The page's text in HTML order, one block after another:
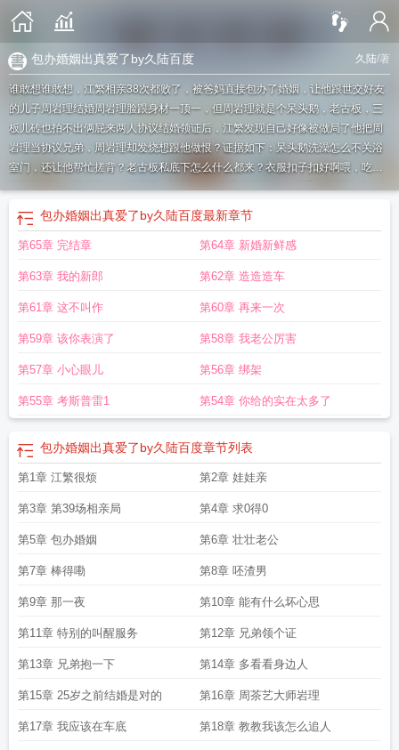
久陆/著
包办婚姻出真爱了by久陆百度
谁敢想谁敢想，江繁相亲38次都败了，被爸妈直接包办了婚姻，让他跟世交好友
的儿子周岩理结婚周岩理脸跟身材一顶一，但周岩理就是个呆头鹅，老古板，三
板儿砖也拍不出俩屁来两人协议结婚领证后，江繁发现自己好像被做局了他把周
岩理当协议兄弟，周岩理却发烧想跟他做恨？证据如下：呆头鹅洗澡怎么不关浴
室门，还让他帮忙搓背？老古板私底下怎么什么都来？衣服扣子扣好啊喂，吃饭
“住手，咱俩撞号了，我不是0。”三板儿砖拍不出俩屁的周岩理嗓音低哑：“宝贝，
这是个史诗级错误，我帮你纠正下。”后来：江繁怕冷，周岩理在暖心跟暖胃之间
选择了暖被窝江繁被人表白，周岩理在发疯跟发癫之间选择了发情江繁疑似去见
必有一0包办婚姻出真爱了by 包办婚姻的含义 包办婚姻出真爱了在线阅读
婚姻有感情吗包办婚姻的坏处 包办婚姻出真爱了免费阅读
真爱了txt百度包办婚姻出真爱了by九陆txt包办婚姻会幸福吗
by九陆讲的什么 包办婚姻全文 包办婚姻出真爱了笔趣阁
了by久陆百度包办婚姻gl. 包办婚姻出真爱了久陆讲的什么包办婚姻出真爱了
by九陆双洁吗包办婚姻出真爱了by久陆包办婚姻后来相爱的电视剧包办婚姻出
真爱了by久陆讲什么包办婚姻出真爱了txt包办婚姻出真爱了 txt
爱了by久陆TXT包办婚姻出真爱了免费阅读by久陆包办婚姻出真爱了百度包办
婚姻有幸福的吗包办婚姻真香 包办婚姻出真爱了by久陆免费阅读
爱了免费 包办婚姻出真爱了晋江 包办婚姻 包办婚姻出真爱了by久陆txt
包办婚姻出真爱了by久陆百度最新章节
第65章 完结章 第64章 新婚新鲜感
第63章 我的新郎 第62章 造造造车
第61章 这不叫作 第60章 再来一次
第59章 该你表演了 第58章 我老公厉害
第57章 小心眼儿 第56章 绑架
第55章 考斯普雷1 第54章 你给的实在太多了
包办婚姻出真爱了by久陆百度章节列表
第1章 江繁很烦 第2章 娃娃亲
第3章 第39场相亲局 第4章 求0得0
第5章 包办婚姻 第6章 壮壮老公
第7章 棒得嘞 第8章 呸渣男
第9章 那一夜 第10章 能有什么坏心思
第11章 特别的叫醒服务 第12章 兄弟领个证
第13章 兄弟抱一下 第14章 多看看身边人
第15章 25岁之前结婚是对的 第16章 周茶艺大师岩理
第17章 我应该在车底 第18章 教教我该怎么追人